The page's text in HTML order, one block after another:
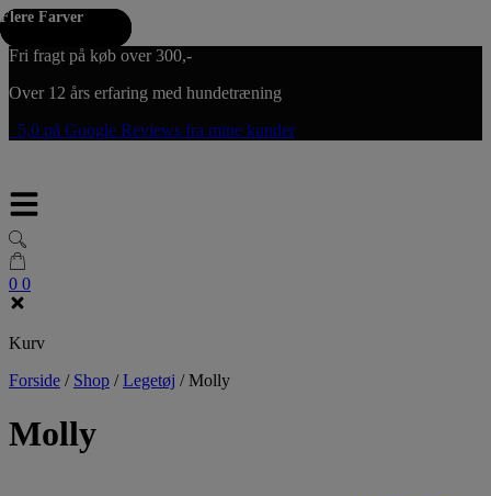
Hop til indholdet
Fri fragt på køb over 300,-
Over 12 års erfaring med hundetræning
5,0 på Google Reviews fra mine kunder
0 0
Kurv
Forside / Shop /Legetøj /Molly
Molly
Flere Farver
Flere Farver
Flere Farver